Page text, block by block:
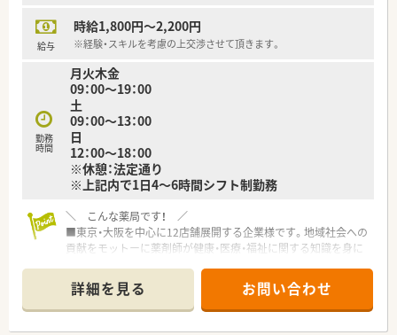
給与
時給1,800円～2,200円
※経験・スキルを考慮の上交渉させて頂きます。
勤務
時間
月火木金
09：00～19：00
土
09：00～13：00
日
12：00～18：00
※休憩：法定通り
※上記内で1日4～6時間シフト制勤務
＼ こんな薬局です！ ／
■東京・大阪を中心に12店舗展開する企業様です。地域社会への
貢献をモットーに薬剤師が健康・医療・福祉に関する知識を身に
す。
■面対応の薬局がほとんどですが、機械化が進んでおり、調剤過
誤対策も万全です。
■個人の努力が勤務条件や評価に影響しやすい環境です！頑張り
詳細を見る お問い合わせ